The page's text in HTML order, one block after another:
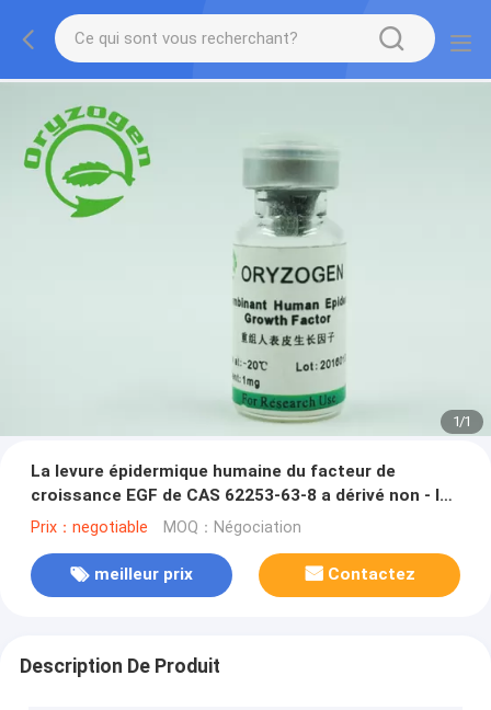
1/1
La levure épidermique humaine du facteur de
croissance EGF de CAS 62253-63-8 a dérivé non - le
composant animal
Prix：negotiable MOQ：Négociation
meilleur prix Contactez
Description De Produit